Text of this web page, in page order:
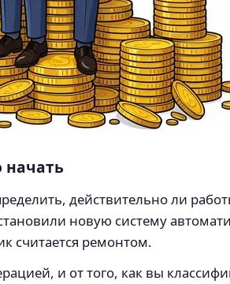
начать
действительно ли
новую систему
считается ремонтом.
и от того, как вы